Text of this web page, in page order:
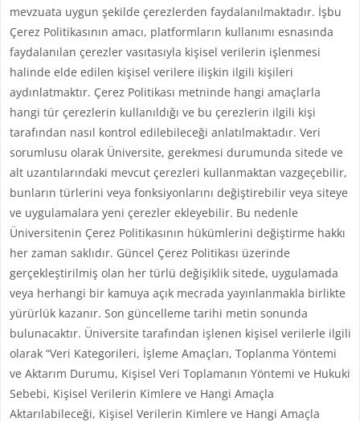
mevzuata uygun şekilde çerezlerden faydalanılmaktadır. İşbu
Çerez Politikasının amacı, platformların kullanımı esnasında
faydalanılan çerezler vasıtasıyla kişisel verilerin işlenmesi
halinde elde edilen kişisel verilere ilişkin ilgili kişileri
aydınlatmaktır. Çerez Politikası metninde hangi amaçlarla
hangi tür çerezlerin kullanıldığı ve bu çerezlerin ilgili kişi
tarafından nasıl kontrol edilebileceği anlatılmaktadır. Veri
sorumlusu olarak Üniversite, gerekmesi durumunda sitede ve
alt uzantılarındaki mevcut çerezleri kullanmaktan vazgeçebilir,
bunların türlerini veya fonksiyonlarını değiştirebilir veya siteye
ve uygulamalara yeni çerezler ekleyebilir. Bu nedenle
Üniversitenin Çerez Politikasının hükümlerini değiştirme hakkı
her zaman saklıdır. Güncel Çerez Politikası üzerinde
gerçekleştirilmiş olan her türlü değişiklik sitede, uygulamada
veya herhangi bir kamuya açık mecrada yayınlanmakla birlikte
yürürlük kazanır. Son güncelleme tarihi metin sonunda
bulunacaktır. Üniversite tarafından işlenen kişisel verilerle ilgili
olarak “Veri Kategorileri, İşleme Amaçları, Toplanma Yöntemi
ve Aktarım Durumu, Kişisel Veri Toplamanın Yöntemi ve Hukuki
Sebebi, Kişisel Verilerin Kimlere ve Hangi Amaçla
Aktarılabileceği, Kişisel Verilerin Kimlere ve Hangi Amaçla